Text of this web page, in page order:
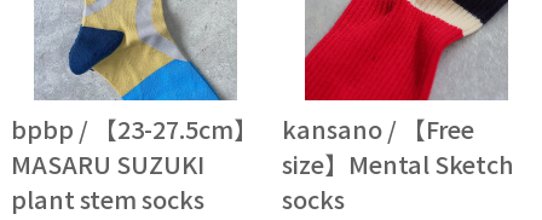
bpbp / 【23-27.5cm】
MASARU SUZUKI
plant stem socks
kansano / 【Free
size】Mental Sketch
socks